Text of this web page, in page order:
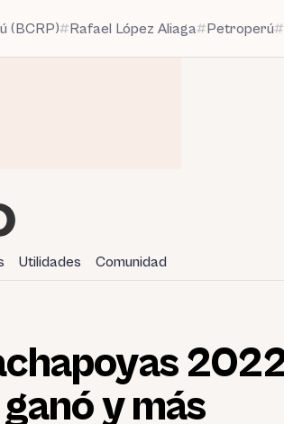
(BCRP) Rafael López Aliaga Petroperú
Utilidades Comunidad
y más